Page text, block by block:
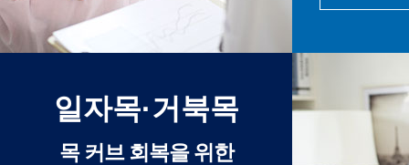
일자목·거북목
목 커브 회복을 위한